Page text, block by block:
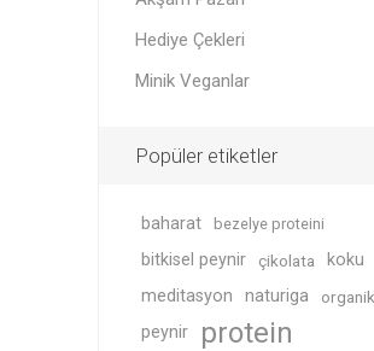
Hediye Çekleri
Minik Veganlar
Popüler etiketler
baharat bezelye proteini
bitkisel peynir çikolata
koku
meditasyon
naturiga organik
peynir protein